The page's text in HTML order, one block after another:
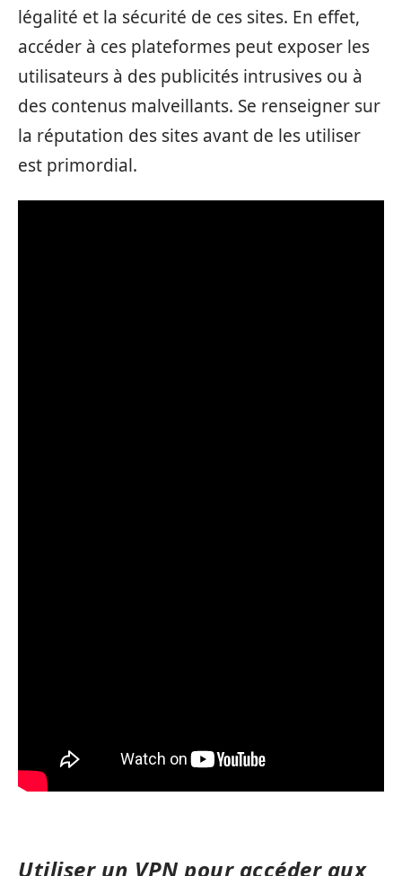
légalité et la sécurité de ces sites. En effet,
accéder à ces plateformes peut exposer les
utilisateurs à des publicités intrusives ou à
des contenus malveillants. Se renseigner sur
la réputation des sites avant de les utiliser
est primordial.
Utiliser un VPN pour accéder aux